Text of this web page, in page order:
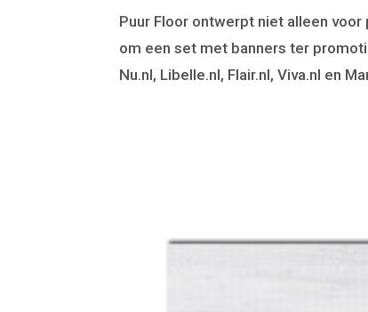
Puur Floor ontwerpt niet alleen
om een set met banners ter
Nu.nl, Libelle.nl, Flair.nl, Viva.nl en